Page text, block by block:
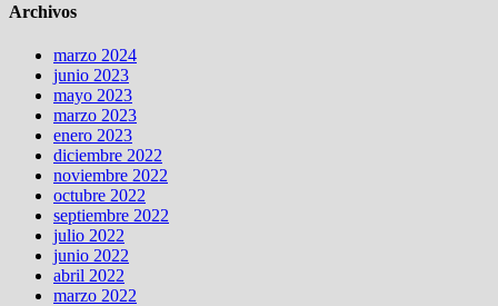
Archivos
marzo 2024
junio 2023
mayo 2023
marzo 2023
enero 2023
diciembre 2022
noviembre 2022
octubre 2022
septiembre 2022
julio 2022
junio 2022
abril 2022
marzo 2022